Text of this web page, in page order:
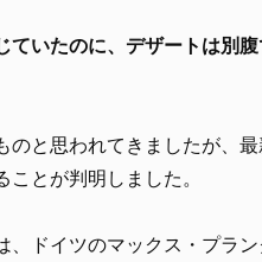
ていたのに、デザートは別
のと思われてきましたが、
とが判明しました。
、ドイツのマックス・プラ